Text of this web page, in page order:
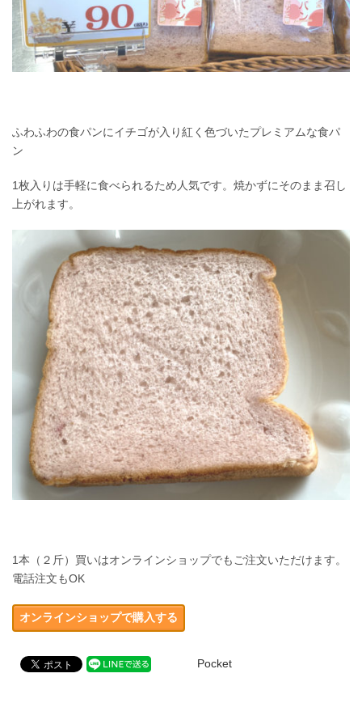
ふわふわの食パンにイチゴが入り紅く色づいたプレミアムな食パ
ン
1枚入りは手軽に食べられるため人気です。焼かずにそのまま召し
上がれます。
1本（２斤）買いはオンラインショップでもご注文いただけます。
電話注文もOK
オンラインショップで購入する
Pocket